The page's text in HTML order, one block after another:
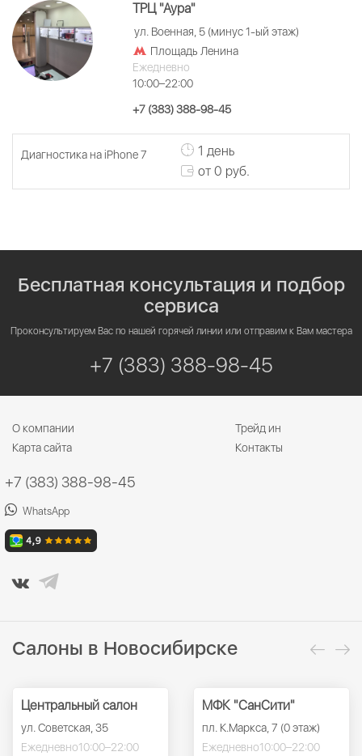
ТРЦ "Аура"
ул. Военная, 5 (минус 1-ый этаж)
Площадь Ленина
Ежедневно
10:00–22:00
+7 (383) 388-98-45
Диагностика на iPhone 7
1 день
от 0 руб.
Бесплатная консультация и подбор
сервиса
Проконсультируем Вас по нашей горячей линии или отправим к Вам мастера
+7 (383) 388-98-45
О компании
Трейд ин
Карта сайта
Контакты
+7 (383) 388-98-45
WhatsApp
Салоны в Новосибирске
Центральный салон
ул. Советская, 35
Ежедневно10:00–22:00
МФК "СанСити"
пл. К.Маркса, 7 (0 этаж)
Ежедневно10:00–22:00